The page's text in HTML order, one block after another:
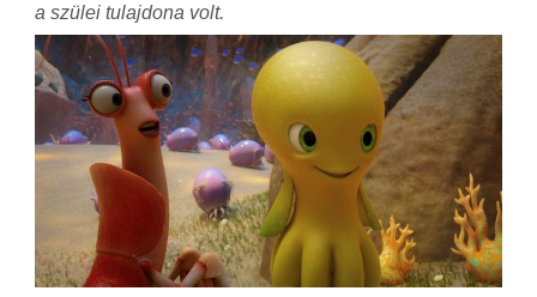
a szülei tulajdona volt.